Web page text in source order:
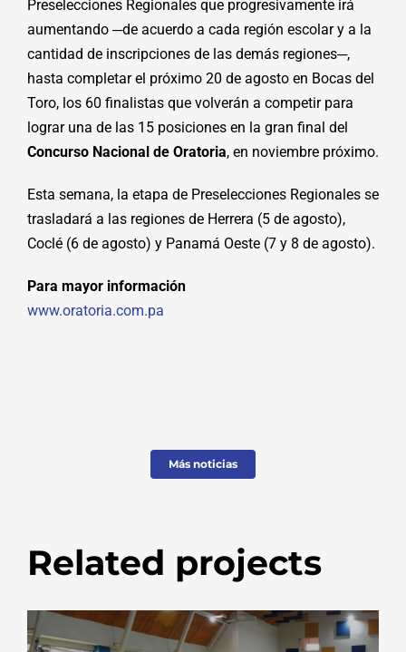
Preselecciones Regionales que progresivamente irá
aumentando ─de acuerdo a cada región escolar y a la
cantidad de inscripciones de las demás regiones─,
hasta completar el próximo 20 de agosto en Bocas del
Toro, los 60 finalistas que volverán a competir para
lograr una de las 15 posiciones en la gran final del
Concurso Nacional de Oratoria, en noviembre próximo.
Esta semana, la etapa de Preselecciones Regionales se
trasladará a las regiones de Herrera (5 de agosto),
Coclé (6 de agosto) y Panamá Oeste (7 y 8 de agosto).
Para mayor información
www.oratoria.com.pa
Más noticias
Related projects